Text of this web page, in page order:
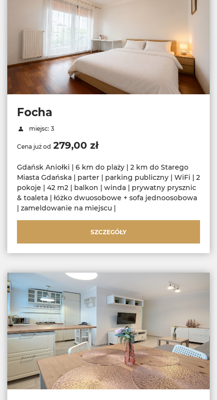
Focha
miejsc: 3
Cena już od 279,00 zł
Gdańsk Aniołki | 6 km do plaży | 2 km do Starego
Miasta Gdańska | parter | parking publiczny | WiFi | 2
pokoje | 42 m2 | balkon | winda | prywatny prysznic
& toaleta | łóżko dwuosobowe + sofa jednoosobowa
| zameldowanie na miejscu |
SZCZEGÓŁY